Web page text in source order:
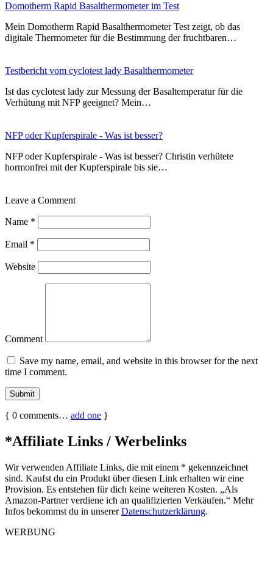
Domotherm Rapid Basalthermometer im Test
Mein Domotherm Rapid Basalthermometer Test zeigt, ob das
digitale Thermometer für die Bestimmung der fruchtbaren…
Testbericht vom cyclotest lady Basalthermometer
Ist das cyclotest lady zur Messung der Basaltemperatur für die
Verhütung mit NFP geeignet? Mein…
NFP oder Kupferspirale - Was ist besser?
NFP oder Kupferspirale - Was ist besser? Christin verhütete
hormonfrei mit der Kupferspirale bis sie…
Leave a Comment
Name *
Email *
Website
Comment
Save my name, email, and website in this browser for the next
time I comment.
{ 0 comments… add one }
*Affiliate Links / Werbelinks
Wir verwenden Affiliate Links, die mit einem * gekennzeichnet
sind. Kaufst du ein Produkt über diesen Link erhalten wir eine
Provision. Es entstehen für dich keine weiteren Kosten. „Als
Amazon-Partner verdiene ich an qualifizierten Verkäufen.“ Mehr
Infos bekommst du in unsererDatenschutzerklärung.
WERBUNG